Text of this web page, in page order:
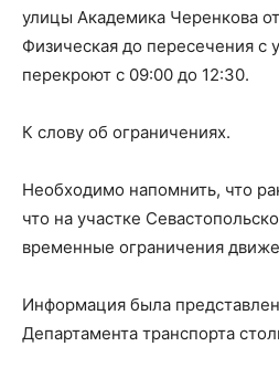
улицы Академика Черенкова
Физическая до пересечения с
перекроют с 09:00 до 12:30.
К слову об ограничениях.
Необходимо напомнить, что
что на участке
временные ограничения
Информация была
Департамента транспорта